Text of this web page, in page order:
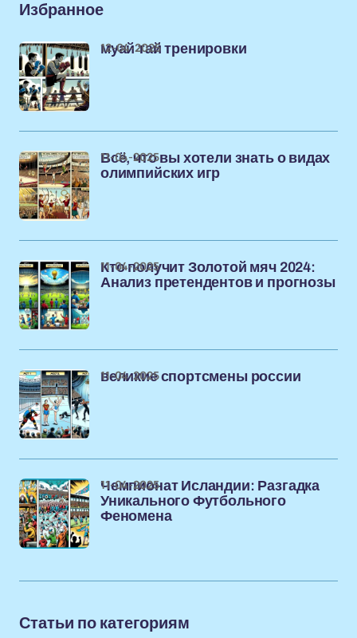
Избранное
муай тай тренировки
12-04-2025
Всё, что вы хотели знать о видах
олимпийских игр
11-04-2025
Кто получит Золотой мяч 2024:
Анализ претендентов и прогнозы
11-04-2025
великие спортсмены россии
11-04-2025
Чемпионат Исландии: Разгадка
Уникального Футбольного
Феномена
11-04-2025
Статьи по категориям